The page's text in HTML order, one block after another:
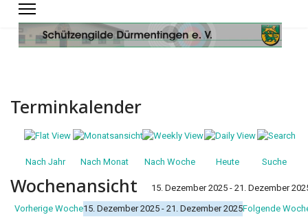
Terminkalender
Nach Jahr Nach Monat Nach Woche Heute Suche
Wochenansicht
15. Dezember 2025 - 21. Dezember
Vorherige Woche15. Dezember 2025 - 21. Dezember 2025Folgende